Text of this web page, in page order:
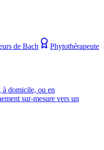
de Bach
Phytothérapeute
à domicile, ou en
sur-mesure vers un